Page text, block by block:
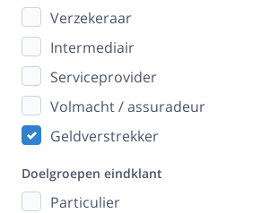
Verzekeraar
Intermediair
Serviceprovider
Volmacht / assuradeur
Geldverstrekker
Doelgroepen eindklant
Particulier